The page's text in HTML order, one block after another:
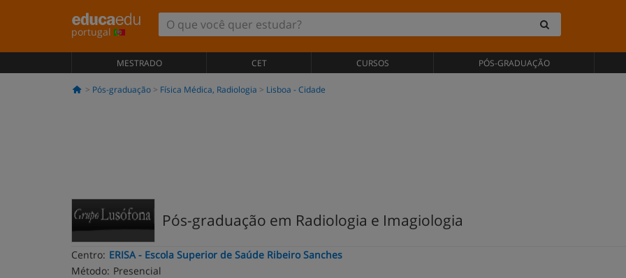
portugal
MESTRADO CET CURSOS PÓS-GRADUAÇÃO
Pós-graduação Física Médica, Radiologia Lisboa - Cidade
Pós-graduação em Radiologia e Imagiologia
Centro: ERISA - Escola Superior de Saúde Ribeiro Sanches
Método: Presencial